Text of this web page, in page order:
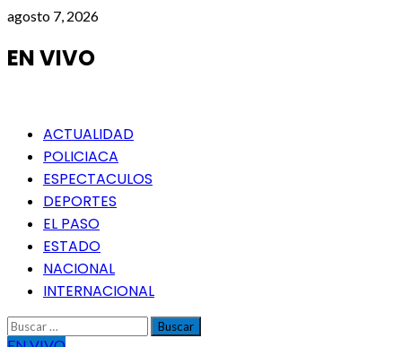
Saltar
contenido
agosto 7, 2026
EN VIVO
Menú
principal
ACTUALIDAD
POLICIACA
ESPECTACULOS
DEPORTES
EL PASO
ESTADO
NACIONAL
INTERNACIONAL
Buscar: